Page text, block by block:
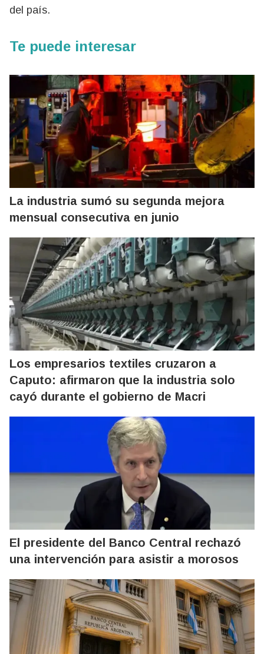
del país.
Te puede interesar
La industria sumó su segunda mejora
mensual consecutiva en junio
Los empresarios textiles cruzaron a
Caputo: afirmaron que la industria solo
cayó durante el gobierno de Macri
El presidente del Banco Central rechazó
una intervención para asistir a morosos